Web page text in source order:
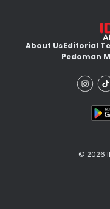
About UsEditorial
Pedoman
© 2026